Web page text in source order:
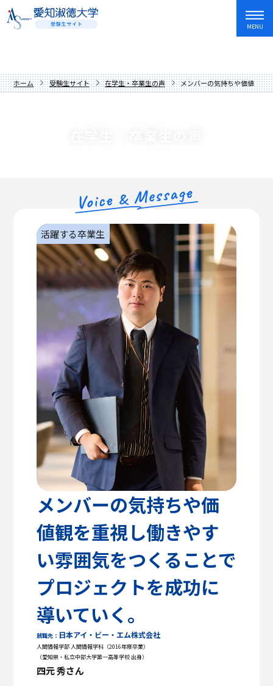
MENU
入試情報・学費
先輩からの応援メッセージ
心理学部
創造表現学部
建築学部
福祉貢献学部
交流文化学部
ビジネス学部
グローバル・コミュニケーション学部
数字でわかる愛知淑徳大学
学長メッセージ
教育方針
星が丘キャンパス
愛知淑徳大学生の1年
センパイのリアルライフ
就職サポート
キャリア教育・インターンシップ
キャリア支援・資格対策
在学生・卒業生の声
保護者の方へ
高校教諭の方へ
公式SNS
入学を
決めた理由
学生VOICE
愛知淑徳大学公式サイト
ホーム 受験生サイト 在学生・卒業生の声 メンバーの気持ちや価値観を
活躍する卒業生
メンバーの気持ちや価
値観を重視し働きやす
い雰囲気をつくることで
プロジェクトを成功に
導いていく。
就職先： 日本アイ・ビー・エム株式会社
人間情報学部 人間情報学科（2016年度卒業）
（愛知県・私立中部大学第一高等学校 出身）
四元 秀さん